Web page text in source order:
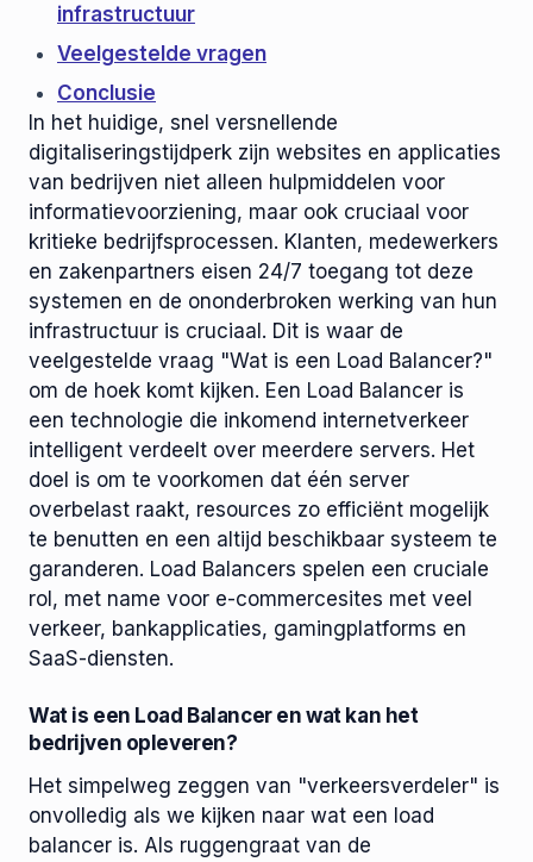
infrastructuur
Veelgestelde vragen
Conclusie
In het huidige, snel versnellende
digitaliseringstijdperk zijn websites en applicaties
van bedrijven niet alleen hulpmiddelen voor
informatievoorziening, maar ook cruciaal voor
kritieke bedrijfsprocessen. Klanten, medewerkers
en zakenpartners eisen 24/7 toegang tot deze
systemen en de ononderbroken werking van hun
infrastructuur is cruciaal. Dit is waar de
veelgestelde vraag "Wat is een Load Balancer?"
om de hoek komt kijken. Een Load Balancer is
een technologie die inkomend internetverkeer
intelligent verdeelt over meerdere servers. Het
doel is om te voorkomen dat één server
overbelast raakt, resources zo efficiënt mogelijk
te benutten en een altijd beschikbaar systeem te
garanderen. Load Balancers spelen een cruciale
rol, met name voor e-commercesites met veel
verkeer, bankapplicaties, gamingplatforms en
SaaS-diensten.
Wat is een Load Balancer en wat kan het
bedrijven opleveren?
Het simpelweg zeggen van "verkeersverdeler" is
onvolledig als we kijken naar wat een load
balancer is. Als ruggengraat van de